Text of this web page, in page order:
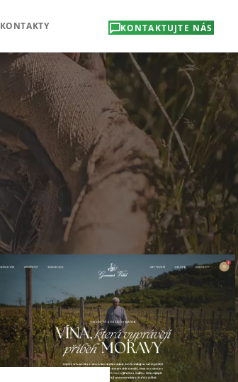
KONTAKTY KONTAKTUJTE NÁS